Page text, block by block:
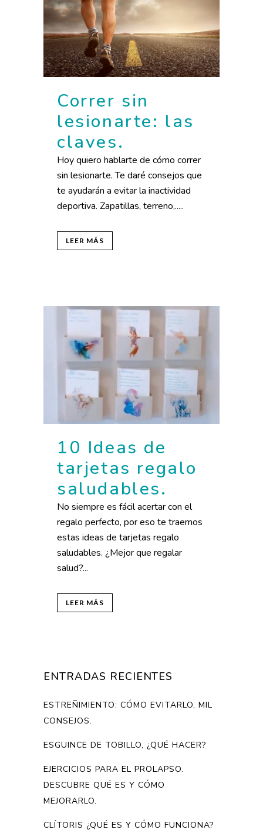
Correr sin
lesionarte: las
claves.
Hoy quiero hablarte de cómo correr
sin lesionarte. Te daré consejos que
te ayudarán a evitar la inactividad
deportiva. Zapatillas, terreno,.....
LEER MÁS
10 Ideas de
tarjetas regalo
saludables.
No siempre es fácil acertar con el
regalo perfecto, por eso te traemos
estas ideas de tarjetas regalo
saludables. ¿Mejor que regalar
salud?...
LEER MÁS
ENTRADAS RECIENTES
ESTREÑIMIENTO: CÓMO EVITARLO, MIL
CONSEJOS.
ESGUINCE DE TOBILLO, ¿QUÉ HACER?
EJERCICIOS PARA EL PROLAPSO.
DESCUBRE QUÉ ES Y CÓMO
MEJORARLO.
CLÍTORIS ¿QUÉ ES Y CÓMO FUNCIONA?